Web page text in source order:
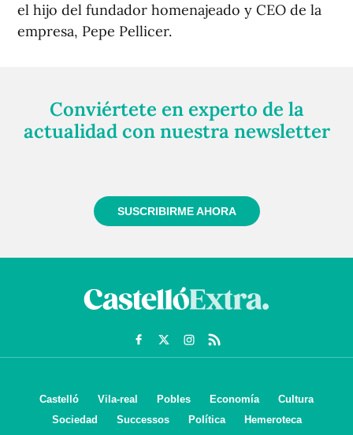
el hijo del fundador homenajeado y CEO de la
empresa, Pepe Pellicer.
Conviértete en experto de la
actualidad con nuestra newsletter
SUSCRIBIRME AHORA
Castelló Vila-real Pobles Economía
Cultura
Sociedad
Successos Política Hemeroteca